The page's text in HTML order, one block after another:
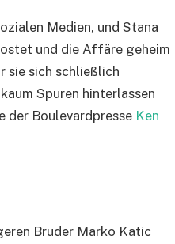
Medien, und Stana
und die Affäre geheim
sie sich schließlich
Spuren hinterlassen
der Boulevardpresse Ken
Bruder Marko Katic